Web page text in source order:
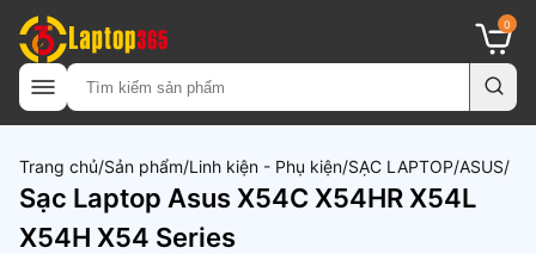
0
Trang chủ Sản phẩm Linh kiện - Phụ kiện SẠC LAPTOP ASUS
Sạc Laptop Asus X54C X54HR X54L
X54H X54 Series